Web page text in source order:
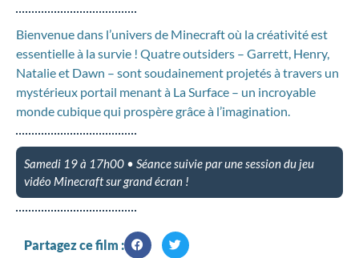
Bienvenue dans l’univers de Minecraft où la créativité est
essentielle à la survie ! Quatre outsiders – Garrett, Henry,
Natalie et Dawn – sont soudainement projetés à travers un
mystérieux portail menant à La Surface – un incroyable
monde cubique qui prospère grâce à l’imagination.
Samedi 19 à 17h00 • Séance suivie par une session du jeu
vidéo Minecraft sur grand écran !
Partagez ce film :